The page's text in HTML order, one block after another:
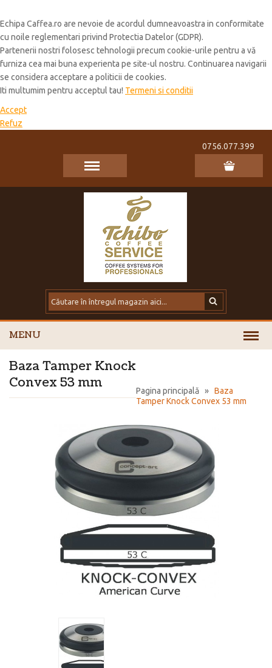
Echipa Caffea.ro are nevoie de acordul dumneavoastra in conformitate
cu noile reglementari privind Protectia Datelor (GDPR).
Partenerii nostri folosesc tehnologii precum cookie-urile pentru a vă
furniza cea mai buna experienta pe site-ul nostru. Continuarea navigarii
se considera acceptare a politicii de cookies.
Iti multumim pentru acceptul tau! Termeni si conditii
Accept
Refuz
0756.077.399
MENU
Pagina principală » Baza
Tamper Knock Convex 53 mm
Baza Tamper Knock
Convex 53 mm